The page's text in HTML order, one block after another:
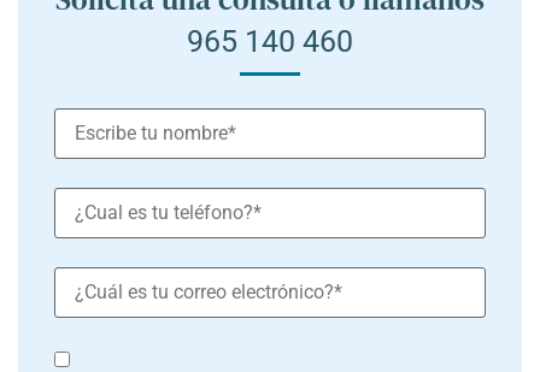
965 140 460